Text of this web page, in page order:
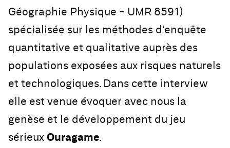
Géographie Physique - UMR 8591)
spécialisée sur les méthodes d’enquête
quantitative et qualitative auprès des
populations exposées aux risques naturels
et technologiques. Dans cette interview
elle est venue évoquer avec nous la
genèse et le développement du jeu
sérieux Ouragame.